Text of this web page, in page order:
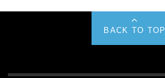
BACK TO TOP